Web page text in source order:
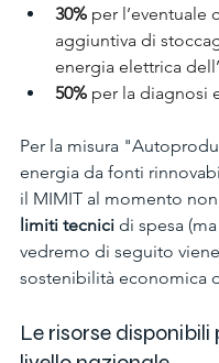
30% per l’eventuale
aggiuntiva di
energia elettrica
50% per la diagnosi
Per la misura
energia da fonti
il MIMIT al momento
limiti tecnici di spesa
vedremo di seguito
sostenibilità economica
Le risorse disponibili